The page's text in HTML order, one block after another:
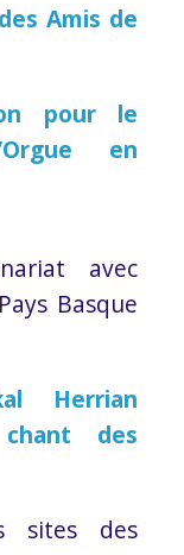
Amis de
pour le
en
avec
Basque
Herrian
des
sites des